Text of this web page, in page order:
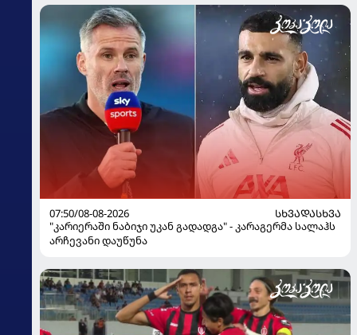
07:50/08-08-2026
ᲡᲮᲕᲐᲓᲐᲡᲮᲕᲐ
"კარიერაში ნაბიჯი უკან გადადგა" - კარაგერმა სალაჰს
არჩევანი დაუწუნა